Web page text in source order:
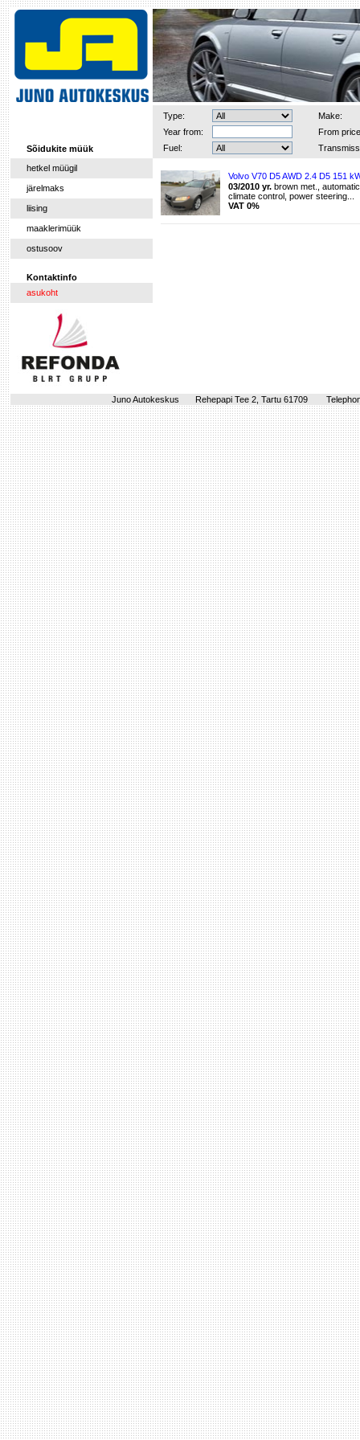
Sõidukite müük
Type:
Make:
Year from:
From
Fuel:
hetkel müügil
järelmaks
liising
maaklerimüük
ostusoov
Kontaktinfo
asukoht
Volvo V70 D5 AWD 2.4 D5 151
03/2010 yr. brown met.,
climate control, power steering...
VAT 0%
Juno Autokeskus Rehepapi Tee 2, Tartu 61709